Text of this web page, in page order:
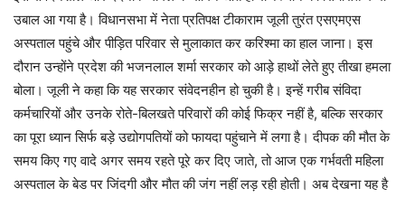
उबाल आ गया है। विधानसभा में नेता प्रतिपक्ष टीकाराम जूली तुरंत एसएमएस
अस्पताल पहुंचे और पीड़ित परिवार से मुलाकात कर करिश्मा का हाल जाना। इस
दौरान उन्होंने प्रदेश की भजनलाल शर्मा सरकार को आड़े हाथों लेते हुए तीखा हमला
बोला। जूली ने कहा कि यह सरकार संवेदनहीन हो चुकी है। इन्हें गरीब संविदा
कर्मचारियों और उनके रोते-बिलखते परिवारों की कोई फिक्र नहीं है, बल्कि सरकार
का पूरा ध्यान सिर्फ बड़े उद्योगपतियों को फायदा पहुंचाने में लगा है। दीपक की मौत के
समय किए गए वादे अगर समय रहते पूरे कर दिए जाते, तो आज एक गर्भवती महिला
अस्पताल के बेड पर जिंदगी और मौत की जंग नहीं लड़ रही होती। अब देखना यह है